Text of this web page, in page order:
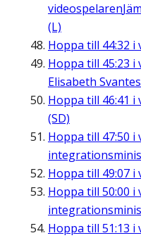
videospelaren
(L)
Hoppa till 44:32 i
Hoppa till 45:23 i
Elisabeth
Hoppa till 46:41 i
(SD)
Hoppa till 47:50 i
Hoppa till 49:07 i
Hoppa till 50:00 i
Hoppa till 51:13 i